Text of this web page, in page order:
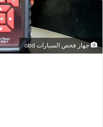
جهاز فحص السيارات obd